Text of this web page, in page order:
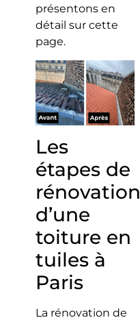
présentons en
détail sur cette
page.
Les
étapes de
rénovation
d’une
toiture en
tuiles à
Paris
La rénovation de